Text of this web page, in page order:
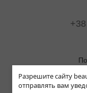
Разрешите сайту
отправлять вам